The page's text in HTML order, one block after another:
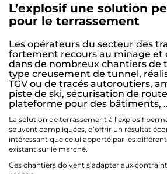
L’explosif une solution
pour le terrassement
Les opérateurs du secteur des
fortement recours au minage et
dans de nombreux chantiers de
type creusement de tunnel,
TGV ou de tracés autoroutiers,
piste de ski, sécurisation de
plateforme pour des bâtiments,
La solution de terrassement à l’explosif
souvent compliquées, d’offrir un résultat
intéressant que celui apporté par les
existant sur le marché.
Ces chantiers doivent s’adapter aux